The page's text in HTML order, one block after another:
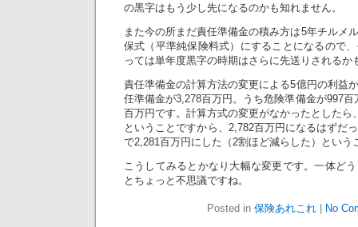
の黒字はもう少し先になるのかも知れません。
また今の所まだ責任準備金の積み方は5年チルメ
保式（平準純保険料式）にすることになるので
っては単年度黒字の時期はさらに先送りされるか
責任準備金の計算方法の変更による5億円の利益
任準備金が3,278百万円。うち危険準備金が997
百万円です。計算方式の変更がなかったとしたら
ということですから、2,782百万円になるはずだ
で2,281百万円にした（2割ほど減らした）という
こうしてみるとかなり大幅な変更です。一体ど
とちょっと不思議ですね。
Posted in 保険あれこれ No